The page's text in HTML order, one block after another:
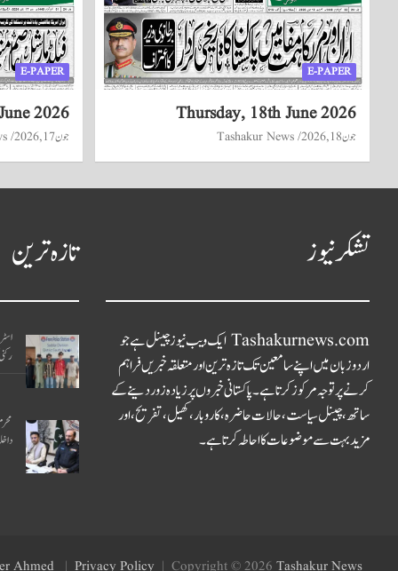
E-PAPER
Thursday, 18th June 2026
جون 18, 2026 Tashakur News
E-PAPER
2026
جون 17, 2026
تشکر نیوز
Tashakurnews.com ایک ویب نیوز چینل ہے جو
اردو زبان میں اپنے سامعین تک تازہ ترین اور متعلقہ خبریں فراہم
کرنے پر توجہ مرکوز کرتا ہے۔ پاکستانی خبروں پر زیادہ زور دینے کے
ساتھ، چینل سیاست، حالات حاضرہ، کاروبار، کھیل، تفریح، اور
مزید بہت سے موضوعات کا احاطہ کرتا ہے۔
تازہ ترین
Copyright © 2026 Tashakur News
Privacy Policy
Ahmed